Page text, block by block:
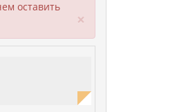
оставить
×